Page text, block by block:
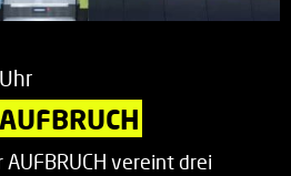
vereint drei